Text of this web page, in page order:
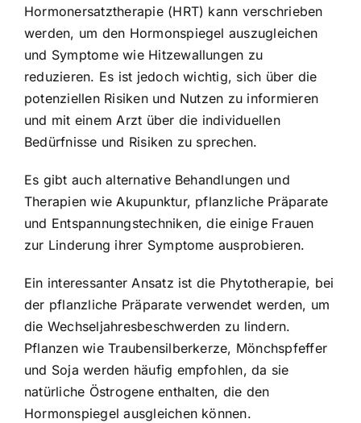
Hormonersatztherapie (HRT) kann verschrieben
werden, um den Hormonspiegel auszugleichen
und Symptome wie Hitzewallungen zu
reduzieren. Es ist jedoch wichtig, sich über die
potenziellen Risiken und Nutzen zu informieren
und mit einem Arzt über die individuellen
Bedürfnisse und Risiken zu sprechen.
Es gibt auch alternative Behandlungen und
Therapien wie Akupunktur, pflanzliche Präparate
und Entspannungstechniken, die einige Frauen
zur Linderung ihrer Symptome ausprobieren.
Ein interessanter Ansatz ist die Phytotherapie, bei
der pflanzliche Präparate verwendet werden, um
die Wechseljahresbeschwerden zu lindern.
Pflanzen wie Traubensilberkerze, Mönchspfeffer
und Soja werden häufig empfohlen, da sie
natürliche Östrogene enthalten, die den
Hormonspiegel ausgleichen können.